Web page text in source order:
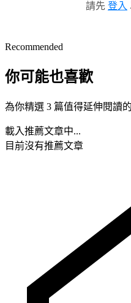
請先 登入
Recommended
你可能也喜歡
為你精選 3 篇值得延伸閱讀
載入推薦文章中...
目前沒有推薦文章